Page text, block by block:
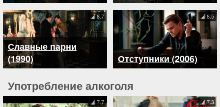
Славные парни
(1990)
8.7
Отступники (2006)
8.5
Употребление алкоголя
7.7 7.3